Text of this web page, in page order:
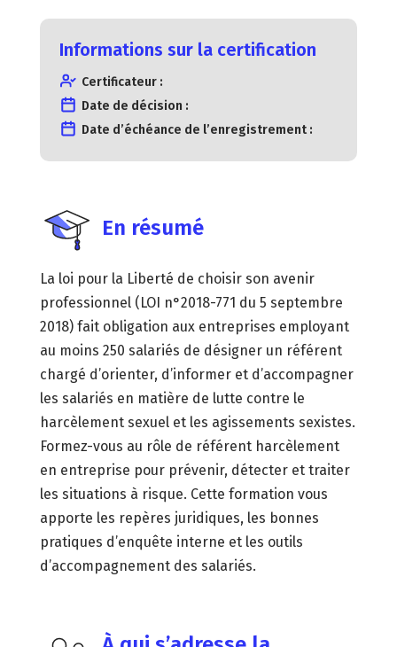
En résumé
La loi pour la Liberté de choisir son avenir
professionnel (LOI n°2018-771 du 5 septembre
2018) fait obligation aux entreprises employant
au moins 250 salariés de désigner un référent
chargé d’orienter, d’informer et d’accompagner
les salariés en matière de lutte contre le
harcèlement sexuel et les agissements sexistes.
Formez-vous au rôle de référent harcèlement
en entreprise pour prévenir, détecter et traiter
les situations à risque. Cette formation vous
apporte les repères juridiques, les bonnes
pratiques d’enquête interne et les outils
d’accompagnement des salariés.
Informations sur la certification
Certificateur :
Date de décision :
Date d’échéance de l’enregistrement :